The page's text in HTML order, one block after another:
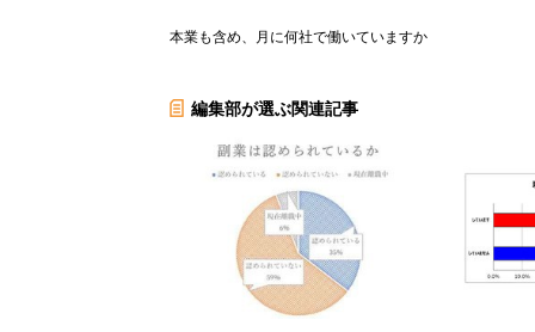
本業も含め、月に何社で働いていますか
編集部が選ぶ関連記事